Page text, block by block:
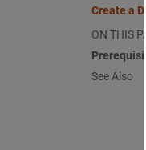
Create a
ON THIS
See Also